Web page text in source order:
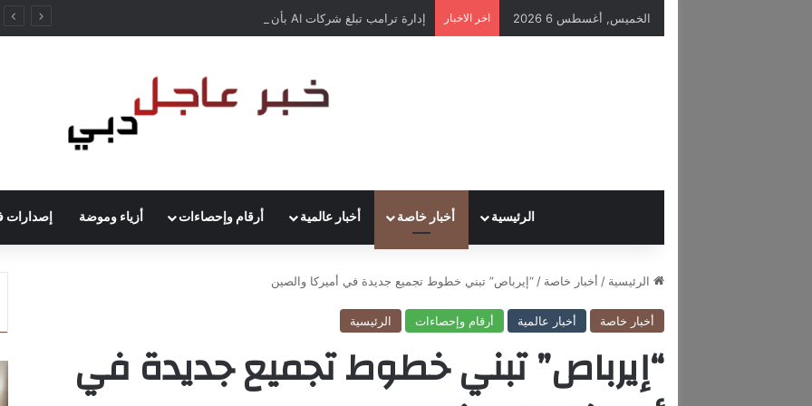
الخميس, أغسطس 6 2026 اخر الاخبار
الرئيسية أخبار خاصة أخبار عالمية أرقام وإحصاءات أزياء وموضة إصدارات
الرئيسية / أخبار خاصة / “إيرباص” تبني خطوط تجميع جديدة في أميركا والصين
أخبار خاصة أخبار عالمية أرقام وإحصاءات الرئيسية
“إيرباص” تبني خطوط تجميع جديدة في